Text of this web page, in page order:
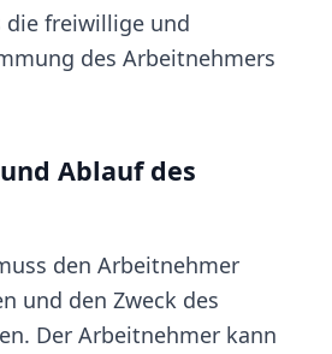
die freiwillige und
des Arbeitnehmers
Ablauf des
den Arbeitnehmer
und den Zweck des
Der Arbeitnehmer kann